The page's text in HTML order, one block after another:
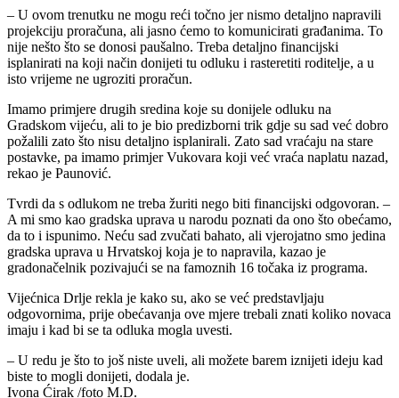
– U ovom trenutku ne mogu reći točno jer nismo detaljno napravili
projekciju proračuna, ali jasno ćemo to komunicirati građanima. To
nije nešto što se donosi paušalno. Treba detaljno financijski
isplanirati na koji način donijeti tu odluku i rasteretiti roditelje, a u
isto vrijeme ne ugroziti proračun.
Imamo primjere drugih sredina koje su donijele odluku na
Gradskom vijeću, ali to je bio predizborni trik gdje su sad već dobro
požalili zato što nisu detaljno isplanirali. Zato sad vraćaju na stare
postavke, pa imamo primjer Vukovara koji već vraća naplatu nazad,
rekao je Paunović.
Tvrdi da s odlukom ne treba žuriti nego biti financijski odgovoran. –
A mi smo kao gradska uprava u narodu poznati da ono što obećamo,
da to i ispunimo. Neću sad zvučati bahato, ali vjerojatno smo jedina
gradska uprava u Hrvatskoj koja je to napravila, kazao je
gradonačelnik pozivajući se na famoznih 16 točaka iz programa.
Vijećnica Drlje rekla je kako su, ako se već predstavljaju
odgovornima, prije obećavanja ove mjere trebali znati koliko novaca
imaju i kad bi se ta odluka mogla uvesti.
– U redu je što to još niste uveli, ali možete barem iznijeti ideju kad
biste to mogli donijeti, dodala je.
Ivona Ćirak /foto M.D.